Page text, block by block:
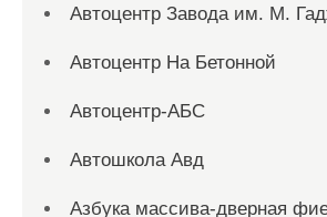
Автоцентр Завода им. М.
Автоцентр На Бетонной
Автоцентр-АБС
Автошкола Авд
Азбука массива-дверная